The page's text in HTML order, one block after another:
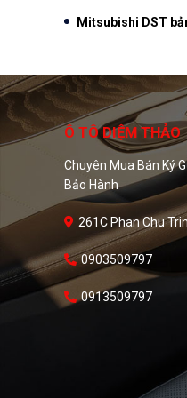
Mitsubishi DST
Ô TÔ DIỆM THẢO
Chuyên Mua Bán Ký
Bảo Hành
261C Phan Chu
0903509797
0913509797